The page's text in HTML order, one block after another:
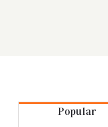
Popular